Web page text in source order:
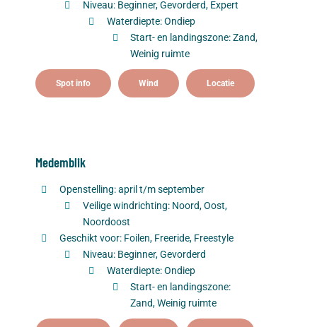
Niveau: Beginner, Gevorderd, Expert
Waterdiepte: Ondiep
Start- en landingszone: Zand,
Weinig ruimte
Spot info Wind Locatie
Medemblik
Openstelling: april t/m september
Veilige windrichting: Noord, Oost,
Noordoost
Geschikt voor: Foilen, Freeride, Freestyle
Niveau: Beginner, Gevorderd
Waterdiepte: Ondiep
Start- en landingszone:
Zand, Weinig ruimte